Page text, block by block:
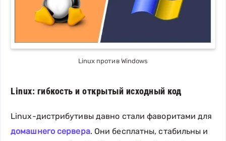
Linux против Windows
Linux: гибкость и открытый исходный код
Linux-дистрибутивы давно стали фаворитами для
домашнего сервера. Они бесплатны, стабильны и